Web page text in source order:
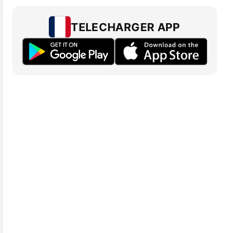
TELECHARGER APP